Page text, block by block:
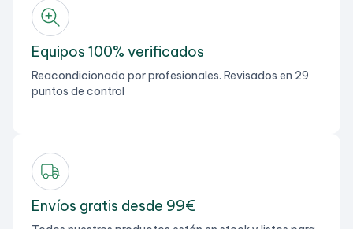
Equipos 100% verificados
Reacondicionado por profesionales. Revisados en 29
puntos de control
Envíos gratis desde 99€